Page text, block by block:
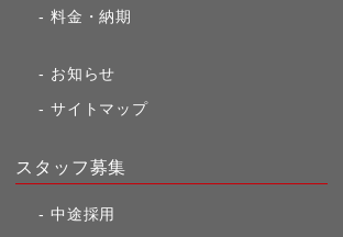
料金・納期
お知らせ
サイトマップ
スタッフ募集
中途採用